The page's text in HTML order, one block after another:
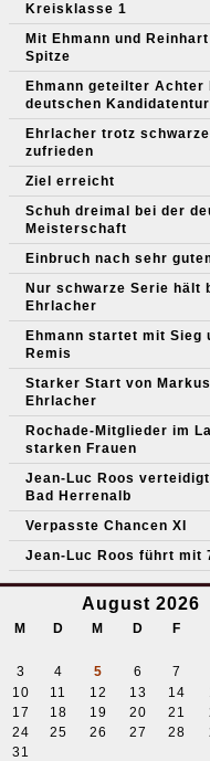
Kreisklasse 1
Mit Ehmann und
Spitze
Ehmann geteilter Achter
deutschen
Ehrlacher trotz
zufrieden
Ziel erreicht
Schuh dreimal bei der
Meisterschaft
Einbruch nach sehr
Nur schwarze Serie hält
Ehrlacher
Ehmann startet mit Sieg
Remis
Starker Start von Markus
Ehrlacher
Rochade-Mitglieder im
starken Frauen
Jean-Luc Roos
Bad Herrenalb
Verpasste Chancen XI
Jean-Luc Roos führt mit
August 2026
M D M D F
3
4 5 6 7
10
11 12 13 14
17
18 19 20 21
24
25 26 27 28
31